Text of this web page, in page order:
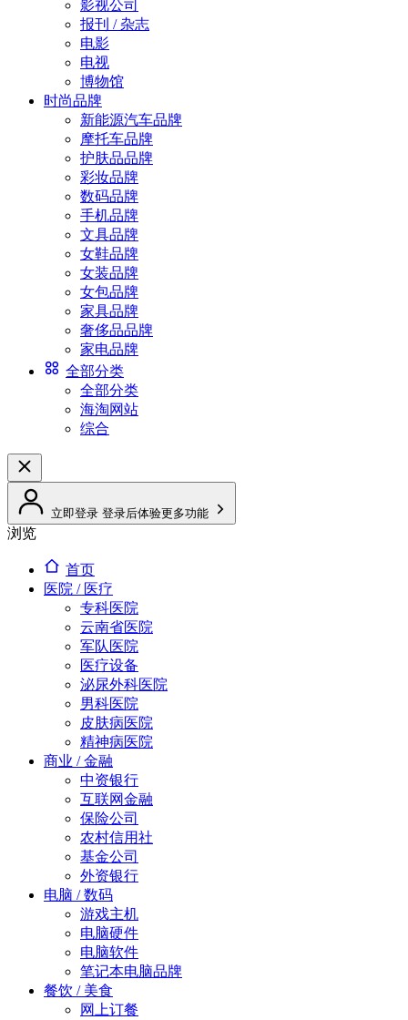
影视公司
报刊 / 杂志
电影
电视
博物馆
时尚品牌
新能源汽车品牌
摩托车品牌
护肤品品牌
彩妆品牌
数码品牌
手机品牌
文具品牌
女鞋品牌
女装品牌
女包品牌
家具品牌
奢侈品品牌
家电品牌
全部分类
全部分类
海淘网站
综合
立即登录 登录后体验更多功能
浏览
首页
医院 / 医疗
专科医院
云南省医院
军队医院
医疗设备
泌尿外科医院
男科医院
皮肤病医院
精神病医院
商业 / 金融
中资银行
互联网金融
保险公司
农村信用社
基金公司
外资银行
电脑 / 数码
游戏主机
电脑硬件
电脑软件
笔记本电脑品牌
餐饮 / 美食
网上订餐